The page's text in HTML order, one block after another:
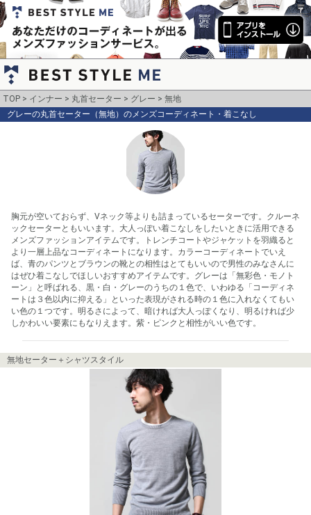
TOP インナー 丸首セーター グレー
無地
グレーの丸首セーター（無地）のメンズコーディネート・着こなし
胸元が空いておらず、Vネック等よりも詰まっているセーターです。クルーネ
ックセーターともいいます。大人っぽい着こなしをしたいときに活用できる
メンズファッションアイテムです。トレンチコートやジャケットを羽織ると
より一層上品なコーディネートになります。カラーコーディネートでいえ
ば、青のパンツとブラウンの靴との相性はとてもいいので男性のみなさんに
はぜひ着こなしでほしいおすすめアイテムです。グレーは「無彩色・モノト
ーン」と呼ばれる、黒・白・グレーのうちの１色で、いわゆる「コーディネ
ートは３色以内に抑える」といった表現がされる時の１色に入れなくてもい
い色の１つです。明るさによって、暗ければ大人っぽくなり、明るければ少
しかわいい要素にもなりえます。紫・ピンクと相性がいい色です。
無地セーター＋シャツスタイル